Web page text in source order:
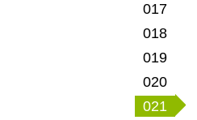
017
018
019
020
021